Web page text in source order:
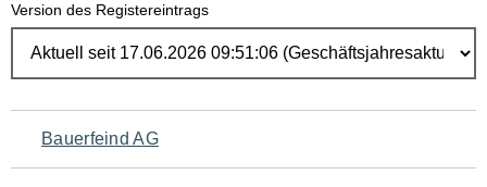
Version des Registereintrags
Navigation
für
Bauerfeind AG